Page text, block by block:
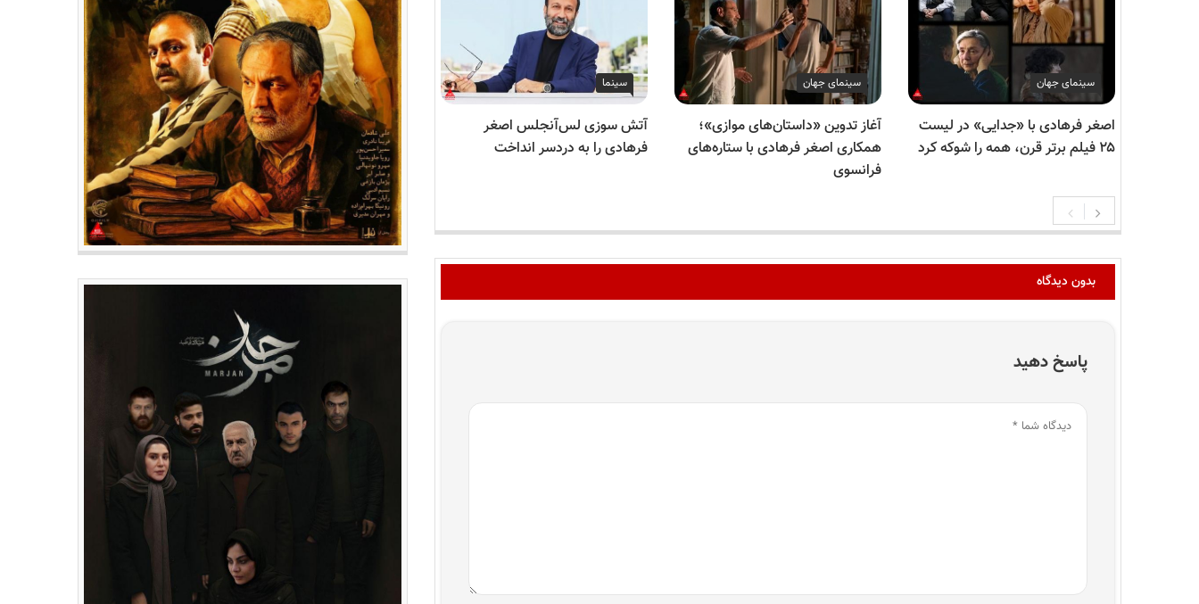
سینمای جهان
اصغر فرهادی با «جدایی» در لیست
۲۵ فیلم برتر قرن، همه را شوکه کرد
سینمای جهان
آغاز تدوین «داستان‌های موازی»؛
همکاری اصغر فرهادی با ستاره‌های
فرانسوی
سینما
آتش سوزی لس‌آنجلس اصغر
فرهادی را به دردسر انداخت
سینما
جایزه اسکار اصغر فرهادی دزدیده
شد!
جدیدترین مطالب
آکادمی فیلم اسپانیا از اصغر
تجلیل می کند
بدون دیدگاه
پاسخ دهید